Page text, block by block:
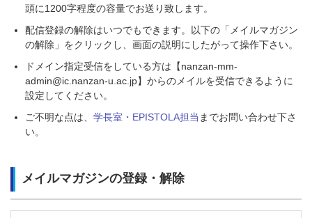
頭に1200字程度の容量でお送り致します。
配信登録の解除はいつでもできます。以下の「メイルマガジン
の解除」をクリックし、画面の説明にしたがって操作下さい。
ドメイン指定受信をしている方は【nanzan-mm-
admin@ic.nanzan-u.ac.jp】からのメイルを受信できるように
設定してください。
ご不明な点は、 学長室・EPISTOLA担当 までお問い合わせ下さ
い。
メイルマガジンの登録・解除